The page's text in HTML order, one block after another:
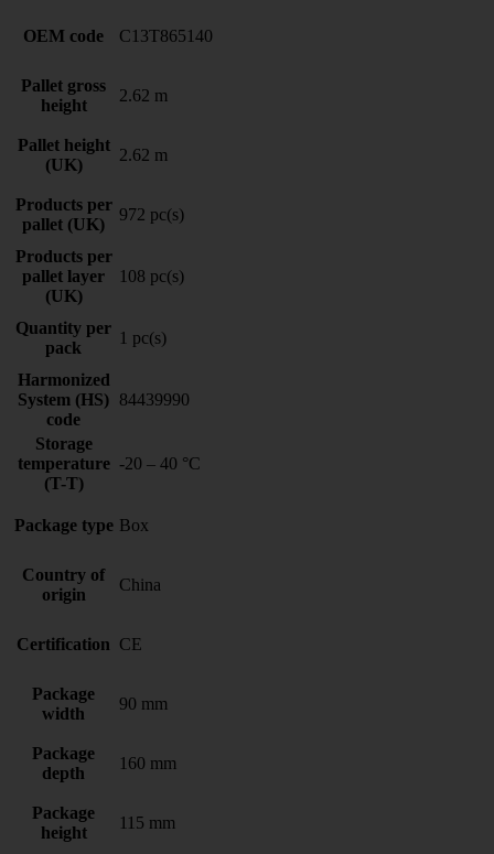
OEM code C13T865140
Pallet gross
height
2.62 m
Pallet height
(UK)
2.62 m
Products per
pallet (UK)
972 pc(s)
Products per
pallet layer
(UK)
108 pc(s)
Quantity per
pack
1 pc(s)
Harmonized
System (HS)
code
84439990
Storage
temperature
(T-T)
-20 – 40 °C
Package type Box
Country of
origin
China
Certification CE
Package
width
90 mm
Package
depth
160 mm
Package
height
115 mm